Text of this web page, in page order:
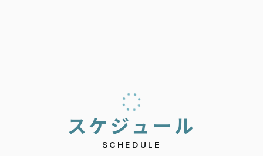
スケジュ ール
SCHEDULE